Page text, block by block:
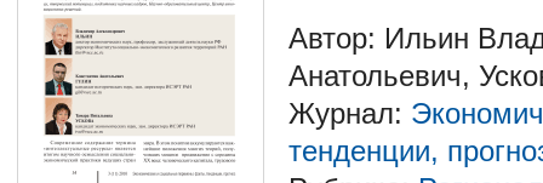
Автор: Ильин
Анатольевич,
Журнал:
тенденции,